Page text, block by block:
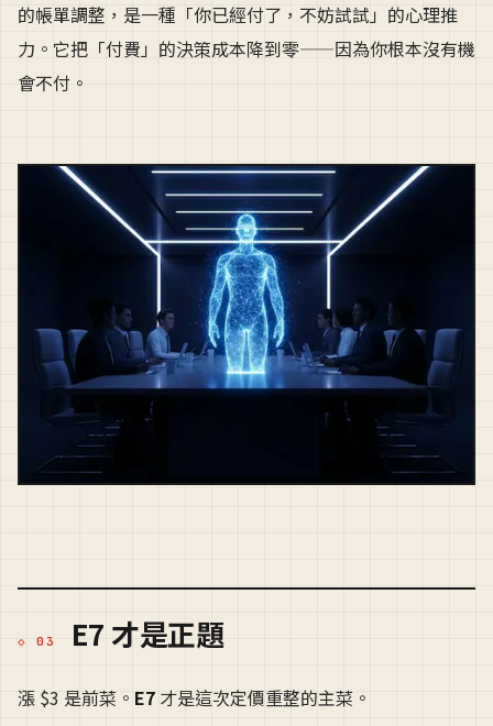
的帳單調整，是一種「你已經付了，不妨試試」的心理推
力。它把「付費」的決策成本降到零——因為你根本沒有機
會不付。
E7 才是正題
漲 $3 是前菜。 E7 才是這次定價重整的主菜。